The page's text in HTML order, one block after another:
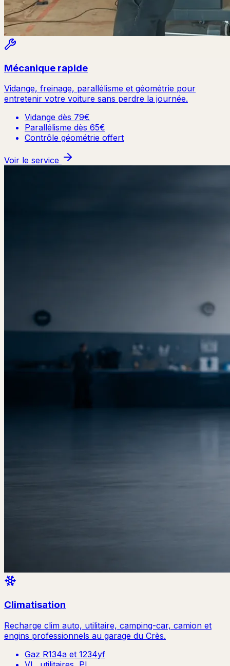
Mécanique rapide
Vidange, freinage, parallélisme et géométrie pour
entretenir votre voiture sans perdre la journée.
Vidange dès 79€
Parallélisme dès 65€
Contrôle géométrie offert
Voir le service
Climatisation
Recharge clim auto, utilitaire, camping-car, camion et
engins professionnels au garage du Crès.
Gaz R134a et 1234yf